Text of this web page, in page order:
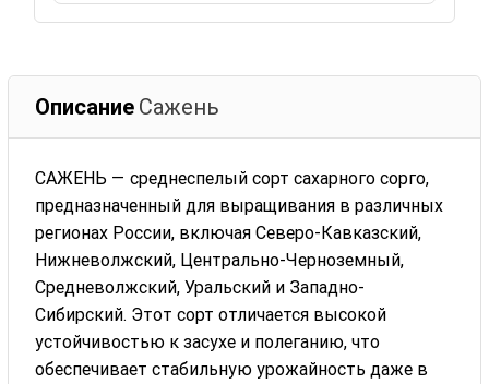
Описание Сажень
САЖЕНЬ — среднеспелый сорт сахарного сорго,
предназначенный для выращивания в различных
регионах России, включая Северо-Кавказский,
Нижневолжский, Центрально-Черноземный,
Средневолжский, Уральский и Западно-
Сибирский. Этот сорт отличается высокой
устойчивостью к засухе и полеганию, что
обеспечивает стабильную урожайность даже в